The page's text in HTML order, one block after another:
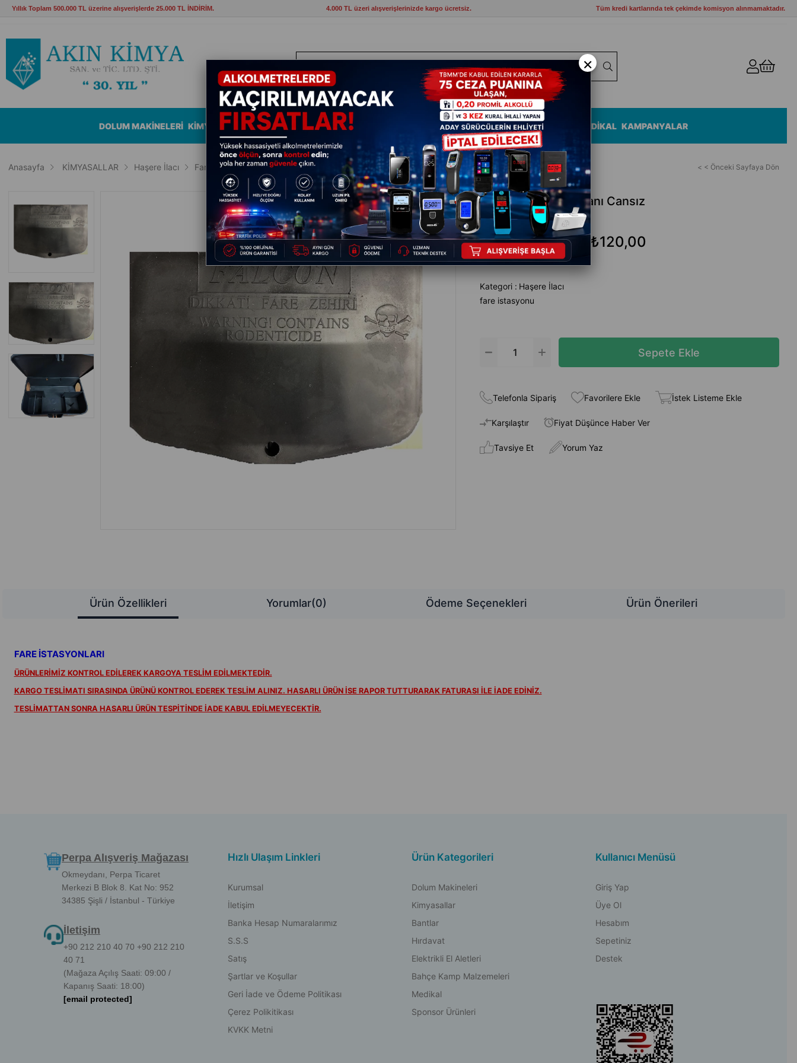
Yıllık Toplam 500.000 TL üzerine alışverişlerde 25.000 TL İNDİRİM. 4.000 TL üzeri alışverişlerinizde kargo ücretsiz. Tüm kredi kartlarında tek çekimde komisyon alınmamaktadır.
DOLUM MAKİNELERİ KİMYASALLAR BANTLAR HIRDAVAT ELEKTRİKLİ ALETLER BAHÇE VE KAMP MALZEMELERİ MEDİKAL KAMPANYALAR
Anasayfa KİMYASALLAR Haşere İlacı Fare İstasyonu Kapanı Cansız < < Önceki Sayfaya Dön
Fare İstasyonu Kapanı Cansız
52 ₺252,00 ₺120,00
Kategori : Haşere İlacı
fare istasyonu
Telefonla Sipariş Favorilere Ekle İstek Listeme Ekle
Karşılaştır Fiyat Düşünce Haber Ver
Tavsiye Et Yorum Yaz
Ürün Özellikleri Yorumlar(0) Ödeme Seçenekleri Ürün Önerileri
FARE İSTASYONLARI
ÜRÜNLERİMİZ KONTROL EDİLEREK KARGOYA TESLİM EDİLMEKTEDİR.
KARGO TESLİMATI SIRASINDA ÜRÜNÜ KONTROL EDEREK TESLİM ALINIZ. HASARLI ÜRÜN İSE RAPOR TUTTURARAK FATURASI İLE İADE EDİNİZ.
TESLİMATTAN SONRA HASARLI ÜRÜN TESPİTİNDE İADE KABUL EDİLMEYECEKTİR.
Perpa Alışveriş Mağazası
Okmeydanı, Perpa Ticaret
Merkezi B Blok 8. Kat No: 952
34385 Şişli / İstanbul - Türkiye
İletişim
+90 212 210 40 70 +90 212 210
40 71
(Mağaza Açılış Saati: 09:00 /
Kapanış Saati: 18:00)
[email protected]
Hızlı Ulaşım Linkleri
Kurumsal
İletişim
Banka Hesap Numaralarımız
S.S.S
Satış
Şartlar ve Koşullar
Geri İade ve Ödeme Politikası
Çerez Polikitikası
KVKK Metni
Ürün Kategorileri
Dolum Makineleri
Kimyasallar
Bantlar
Hırdavat
Elektrikli El Aletleri
Bahçe Kamp Malzemeleri
Medikal
Sponsor Ürünleri
Kullanıcı Menüsü
Giriş Yap
Üye Ol
Hesabım
Sepetiniz
Destek
×